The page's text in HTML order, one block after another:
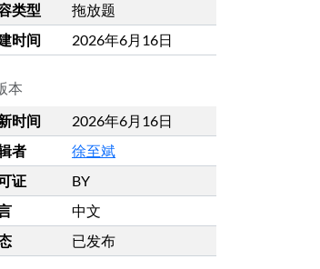
类型
拖放题
时间
2026年6月16日
本
时间
2026年6月16日
者
徐至斌
证
BY
中文
已发布